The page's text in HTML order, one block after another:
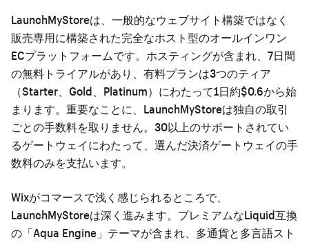
LaunchMyStoreは、一般的なウェブサイト構築ではなく
販売専用に構築された完全なホスト型のオールインワン
ECプラットフォームです。ホスティングが含まれ、7日間
の無料トライアルがあり、有料プランは3つのティア
（Starter、Gold、Platinum）にわたって1日約$0.6から始
まります。重要なことに、LaunchMyStoreは独自の取引
ごとの手数料を取りません。30以上のサポートされてい
るゲートウェイにわたって、選んだ決済ゲートウェイの手
数料のみを支払います。
Wixがコマースで浅く感じられるところで、
LaunchMyStoreは深く進みます。プレミアムなLiquid互換
の「Aqua Engine」テーマが含まれ、多通貨と多言語スト